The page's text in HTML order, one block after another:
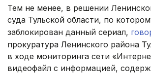
Тем не менее, в решении
суда Тульской области, по
заблокирован данный сериал,
прокуратура Ленинского района
в ходе мониторинга сети
видеофайл с информацией,